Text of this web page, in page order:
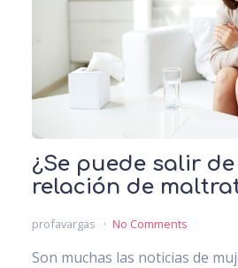
¿Se puede salir
relación de
profavargas No Comments
Son muchas las noticias de